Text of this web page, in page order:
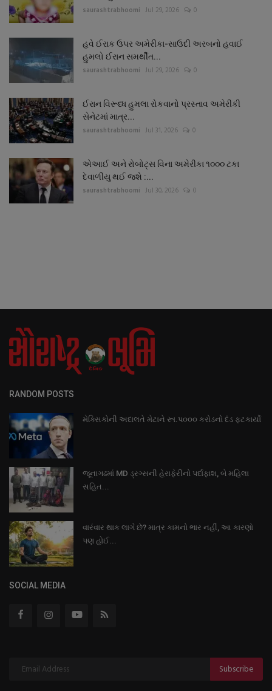
saurashtrabhoomi Jul 29, 2026 0
હવે ઈરાક ઉપર અમેરીકા-સાઉદી અરબનો હવાઈ
હુમલો ઈરાન સમર્થીત...
saurashtrabhoomi Jul 29, 2026 0
ઈરાન વિરૂધ્ધ હુમલા રોકવાનો પ્રસ્તાવ અમેરીકી
સેનેટમાં માત્ર...
saurashtrabhoomi Jul 31, 2026 0
એઆઈ અને રોબોટ્સ વિના અમેરીકા ૧૦૦૦ ટકા
દેવાળીયુ થઈ જશે :...
saurashtrabhoomi Jul 30, 2026 0
RANDOM POSTS
મેક્સિકોની અદાલતે મેટાને રૂા.પ૦૦૦ કરોડનો દંડ ફટકાર્યો
જૂનાગઢમાં MD ડ્રગ્સની હેરાફેરીનો પર્દાફાશ, બે મહિલા
સહિત...
વારંવાર થાક લાગે છે? માત્ર કામનો ભાર નહીં, આ કારણો
પણ હોઈ...
SOCIAL MEDIA
Subscribe